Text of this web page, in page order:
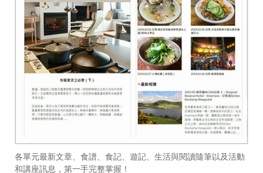
各單元最新文章、食譜、食記、遊記、生活與閱讀隨筆以及活動
和講座訊息，第一手完整掌握！